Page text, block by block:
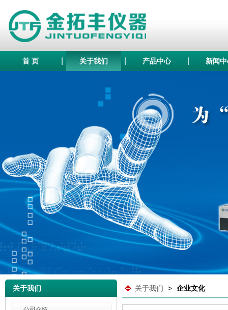
首 页 关于我们 产品中心 新闻
关于我们 关于我们 > 企业文化